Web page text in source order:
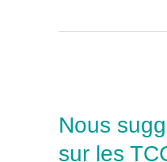
Nous
sur les